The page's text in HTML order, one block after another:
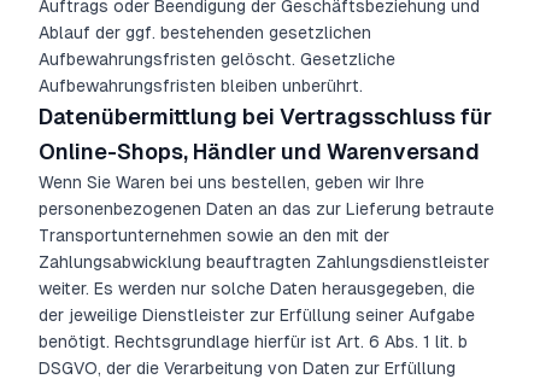
Auftrags oder Beendigung der Geschäftsbeziehung und
Ablauf der ggf. bestehenden gesetzlichen
Aufbewahrungsfristen gelöscht. Gesetzliche
Aufbewahrungsfristen bleiben unberührt.
Datenübermittlung bei Vertragsschluss für
Online-Shops, Händler und Warenversand
Wenn Sie Waren bei uns bestellen, geben wir Ihre
personenbezogenen Daten an das zur Lieferung betraute
Transportunternehmen sowie an den mit der
Zahlungsabwicklung beauftragten Zahlungsdienstleister
weiter. Es werden nur solche Daten herausgegeben, die
der jeweilige Dienstleister zur Erfüllung seiner Aufgabe
benötigt. Rechtsgrundlage hierfür ist Art. 6 Abs. 1 lit. b
DSGVO, der die Verarbeitung von Daten zur Erfüllung